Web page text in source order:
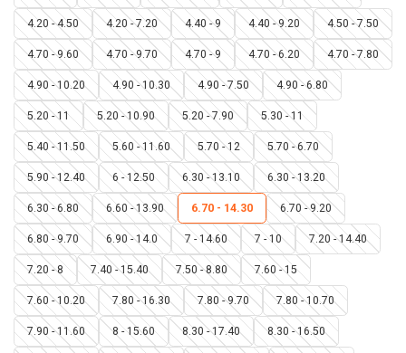
4.20 - 4.50 4.20 - 7.20 4.40 - 9 4.40 - 9.20 4.50 - 7.50
4.70 - 9.60 4.70 - 9.70 4.70 - 9 4.70 - 6.20 4.70 - 7.80
4.90 - 10.20 4.90 - 10.30 4.90 - 7.50 4.90 - 6.80
5.20 - 11 5.20 - 10.90 5.20 - 7.90 5.30 - 11
5.40 - 11.50 5.60 - 11.60 5.70 - 12 5.70 - 6.70
5.90 - 12.40 6 - 12.50 6.30 - 13.10 6.30 - 13.20
6.30 - 6.80 6.60 - 13.90 6.70 - 14.30 6.70 - 9.20
6.80 - 9.70 6.90 - 14.0 7 - 14.60 7 - 10 7.20 - 14.40
7.20 - 8 7.40 - 15.40 7.50 - 8.80 7.60 - 15
7.60 - 10.20 7.80 - 16.30 7.80 - 9.70 7.80 - 10.70
7.90 - 11.60 8 - 15.60 8.30 - 17.40 8.30 - 16.50